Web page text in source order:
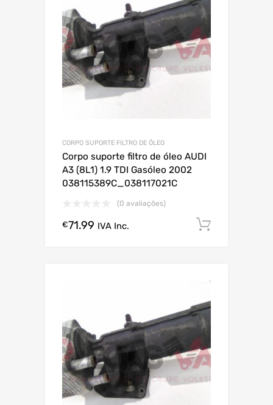
CORPO SUPORTE FILTRO DE ÓLEO
Corpo suporte filtro de óleo AUDI
A3 (8L1) 1.9 TDI Gasóleo 2002
038115389C_038117021C
(0 avaliações)
€71.99 IVA Inc.